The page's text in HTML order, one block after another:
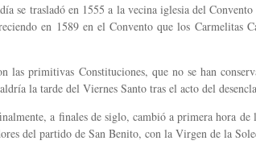
se trasladó en 1555 a la vecina iglesia del
en 1589 en el Convento que los Carmelitas
las primitivas Constituciones, que no se han
la tarde del Viernes Santo tras el acto del
a finales de siglo, cambió a primera hora
del partido de San Benito, con la Virgen de la